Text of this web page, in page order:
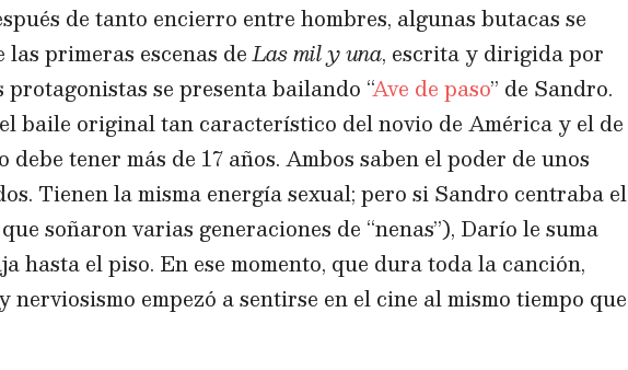
de tanto encierro entre hombres, algunas butacas se
las primeras escenas deLas mil y una, escrita y dirigida por
se presenta bailando “Ave de paso” de Sandro.
baile original tan característico del novio de América y el de
tener más de 17 años. Ambos saben el poder de unos
Tienen la misma energía sexual; pero si Sandro centraba el
soñaron varias generaciones de “nenas”), Darío le suma
hasta el piso. En ese momento, que dura toda la canción,
empezó a sentirse en el cine al mismo tiempo que